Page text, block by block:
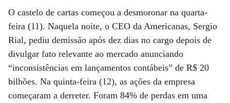
O castelo de cartas começou a desmoronar na quarta-
feira (11). Naquela noite, o CEO da Americanas, Sergio
Rial, pediu demissão após dez dias no cargo depois de
divulgar fato relevante ao mercado anunciando
“inconsistências em lançamentos contábeis” de R$ 20
bilhões. Na quinta-feira (12), as ações da empresa
começaram a derreter. Foram 84% de perdas em uma